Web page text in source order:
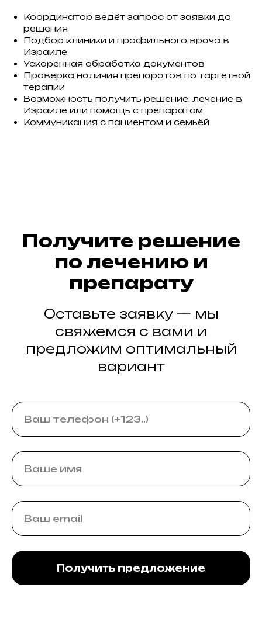
Координатор ведёт запрос от заявки до
решения
Подбор клиники и профильного врача в
Израиле
Ускоренная обработка документов
Проверка наличия препаратов по таргетной
терапии
Возможность получить решение: лечение в
Израиле или помощь с препаратом
Коммуникация с пациентом и семьёй
Получите решение
по лечению и
препарату
Оставьте заявку — мы
свяжемся с вами и
предложим оптимальный
вариант
Получить предложение